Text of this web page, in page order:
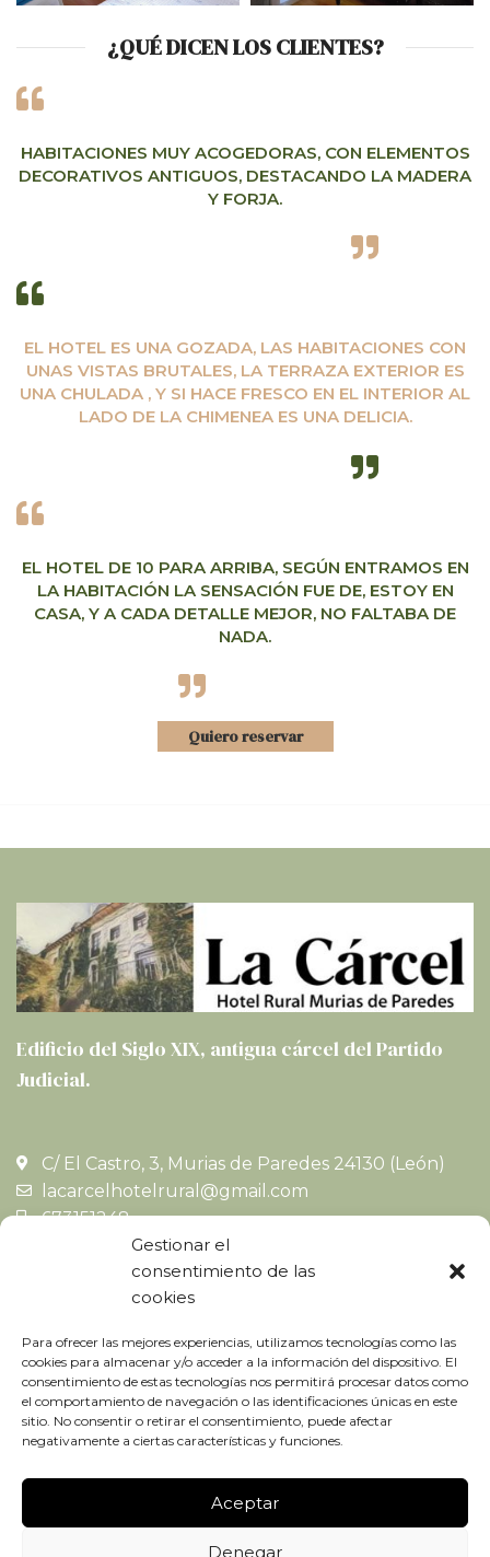
Gestionar el
consentimiento de las
cookies
Para ofrecer las mejores experiencias, utilizamos tecnologías como las
cookies para almacenar y/o acceder a la información del dispositivo. El
consentimiento de estas tecnologías nos permitirá procesar datos como
el comportamiento de navegación o las identificaciones únicas en este
sitio. No consentir o retirar el consentimiento, puede afectar
negativamente a ciertas características y funciones.
Aceptar
Denegar
¿QUÉ DICEN LOS CLIENTES?
HABITACIONES MUY ACOGEDORAS, CON ELEMENTOS
DECORATIVOS ANTIGUOS, DESTACANDO LA MADERA
Y FORJA.
EL HOTEL ES UNA GOZADA, LAS HABITACIONES CON
UNAS VISTAS BRUTALES, LA TERRAZA EXTERIOR ES
UNA CHULADA , Y SI HACE FRESCO EN EL INTERIOR AL
LADO DE LA CHIMENEA ES UNA DELICIA.
EL HOTEL DE 10 PARA ARRIBA, SEGÚN ENTRAMOS EN
LA HABITACIÓN LA SENSACIÓN FUE DE, ESTOY EN
CASA, Y A CADA DETALLE MEJOR, NO FALTABA DE
NADA.
Quiero reservar
Edificio del Siglo XIX, antigua cárcel del Partido
Judicial.
C/ El Castro, 3, Murias de Paredes 24130 (León)
lacarcelhotelrural@gmail.com
673151248
MAPA WEB
LEGAL